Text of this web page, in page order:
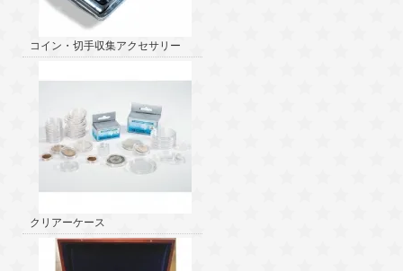
コイン・切手収集アクセサリー
クリアーケース